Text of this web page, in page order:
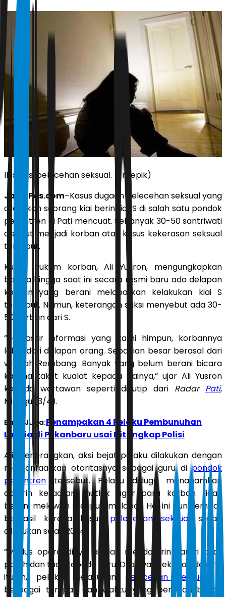
Ilustrasi pelecehan seksual. (Freepik)
JawaPos.com–Kasus dugaan pelecehan seksual yang
dilakukan seorang kiai berinisial S di salah satu pondok
pesantren di Pati mencuat. Sebanyak 30-50 santriwati
disebut menjadi korban atas kasus kekerasan seksual
tersebut.
Kuasa hukum korban, Ali Yusron, mengungkapkan
bahwa hingga saat ini secara resmi baru ada delapan
korban yang berani melaporkan kelakukan kiai S
tersebut. Namun, keterangan saksi menyebut ada 30-
50 korban dari S.
”Berdasar informasi yang kami himpun, korbannya
lebih dari delapan orang. Sebagian besar berasal dari
wilayah Rembang. Banyak yang belum berani bicara
karena takut kualat kepada kiainya,” ujar Ali Yusron
kepada wartawan seperti dikutip dari Radar Pati,
Minggu (3/4).
Baca Juga:Penampakan 4 Pelaku Pembunuhan
Lansia di Pekanbaru usai Ditangkap Polisi
Ali menerangkan, aksi bejat pelaku dilakukan dengan
memanfaatkan otoritasnya sebagai guru dipondok
pesantren tersebut. Pelaku diduga menanamkan
doktrin ketaatan mutlak agar para korban tidak
berani melawan maupun melapor. Hal ini pun sempat
berhasil karena kasuspelecehan seksual
sudah
dilakukan sejak 2024.
”Modus operandinya adalah mendoktrin santri agar
patuh dan taat kepada guru. Di bawah tekanan doktrin
itulah, pelaku melakukan pelecehan seksual di
berbagai tempat dan waktu yang berbeda-beda,”